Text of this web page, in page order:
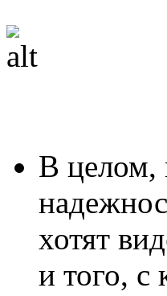
В целом,
хотят
и того, с